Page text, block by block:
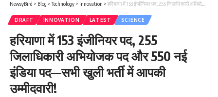
NewsyBird > Blog >Technology > Innovation > हरियाणा में 153 इंजीनियर पद, 255 जिलाधिकारी अभियोजक पद और 550 नई इंडिया पद—सभी खुली भर्ती में आपकी उम्मीदवारी!
DRAFT INNOVATION LATEST SCIENCE
हरियाणा में 153 इंजीनियर पद, 255
जिलाधिकारी अभियोजक पद और 550 नई
इंडिया पद—सभी खुली भर्ती में आपकी
उम्मीदवारी!